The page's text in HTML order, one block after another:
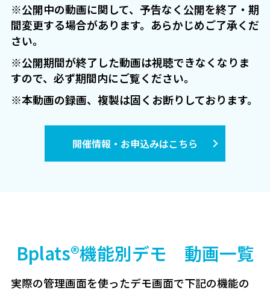
※公開中の動画に関して、予告なく公開を終了・期
間変更する場合があります。あらかじめご了承くだ
さい。
※公開期間が終了した動画は視聴できなくなりま
すので、必ず期間内にご覧ください。
※本動画の録画、複製は固くお断りしております。
開催情報・お申込みはこちら
Bplats®機能別デモ 動画一覧
実際の管理画面を使ったデモ画面で下記の機能の